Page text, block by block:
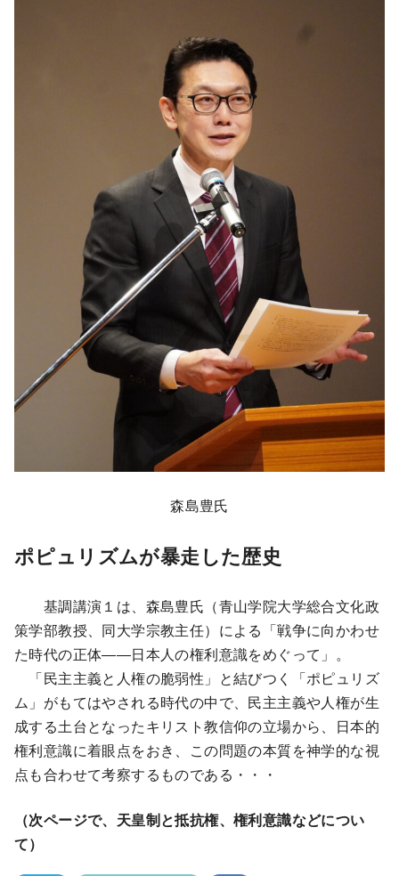
森島豊氏
ポピュリズムが暴走した歴史
基調講演１は、森島豊氏（青山学院大学総合文化政
策学部教授、同大学宗教主任）による「戦争に向かわせ
た時代の正体――日本人の権利意識をめぐって」。
「民主主義と人権の脆弱性」と結びつく「ポピュリズ
ム」がもてはやされる時代の中で、民主主義や人権が生
成する土台となったキリスト教信仰の立場から、日本的
権利意識に着眼点をおき、この問題の本質を神学的な視
点も合わせて考察するものである・・・
（次ページで、天皇制と抵抗権、権利意識などについ
て）